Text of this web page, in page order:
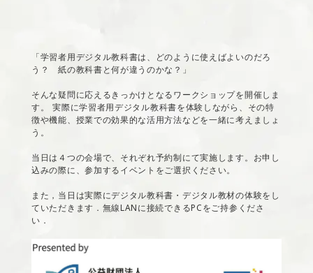
「学習者用デジタル教科書は、どのように使えばよいのだろ
う？ 紙の教科書と何が違うのかな？」
そんな疑問に応えるきっかけとなるワークショップを開催しま
す。
実際に学習者用デジタル教科書を体験しながら、その特
徴や機能、授業での効果的な活用方法などを一緒に考えましょ
う。
当日は４つの会場で、それぞれ予約制にて実施します。お申し
込みの際に、参加するイベントをご選択ください。
また，当日は実際にデジタル教科書・デジタル教材の体験をし
ていただきます．無線LANに接続できるPCをご持参くださ
い．